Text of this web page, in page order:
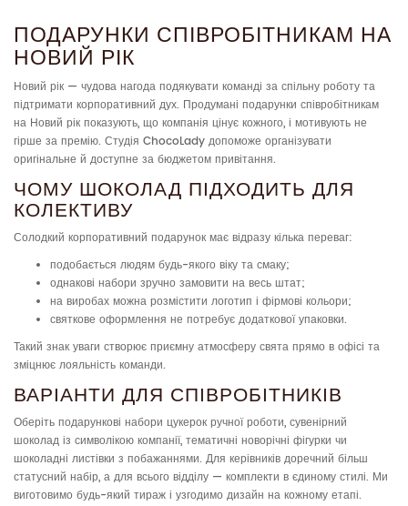
ПОДАРУНКИ СПІВРОБІТНИКАМ НА
НОВИЙ РІК
Новий рік — чудова нагода подякувати команді за спільну роботу та
підтримати корпоративний дух. Продумані подарунки співробітникам
на Новий рік показують, що компанія цінує кожного, і мотивують не
гірше за премію. Студія ChocoLady допоможе організувати
оригінальне й доступне за бюджетом привітання.
ЧОМУ ШОКОЛАД ПІДХОДИТЬ ДЛЯ
КОЛЕКТИВУ
Солодкий корпоративний подарунок має відразу кілька переваг:
подобається людям будь-якого віку та смаку;
однакові набори зручно замовити на весь штат;
на виробах можна розмістити логотип і фірмові кольори;
святкове оформлення не потребує додаткової упаковки.
Такий знак уваги створює приємну атмосферу свята прямо в офісі та
зміцнює лояльність команди.
ВАРІАНТИ ДЛЯ СПІВРОБІТНИКІВ
Оберіть подарункові набори цукерок ручної роботи, сувенірний
шоколад із символікою компанії, тематичні новорічні фігурки чи
шоколадні листівки з побажаннями. Для керівників доречний більш
статусний набір, а для всього відділу — комплекти в єдиному стилі. Ми
виготовимо будь-який тираж і узгодимо дизайн на кожному етапі.